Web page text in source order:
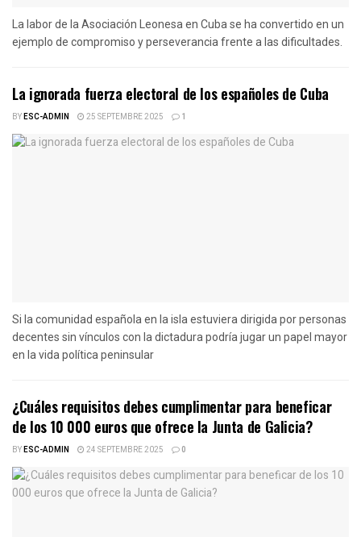
La labor de la Asociación Leonesa en Cuba se ha convertido en un
ejemplo de compromiso y perseverancia frente a las dificultades.
La ignorada fuerza electoral de los españoles de Cuba
BYESC-ADMIN 25 SEPTEMBRE 2025 1
Si la comunidad española en la isla estuviera dirigida por personas
decentes sin vínculos con la dictadura podría jugar un papel mayor
en la vida política peninsular
¿Cuáles requisitos debes cumplimentar para beneficar
de los 10 000 euros que ofrece la Junta de Galicia?
BYESC-ADMIN 24 SEPTEMBRE 2025 0